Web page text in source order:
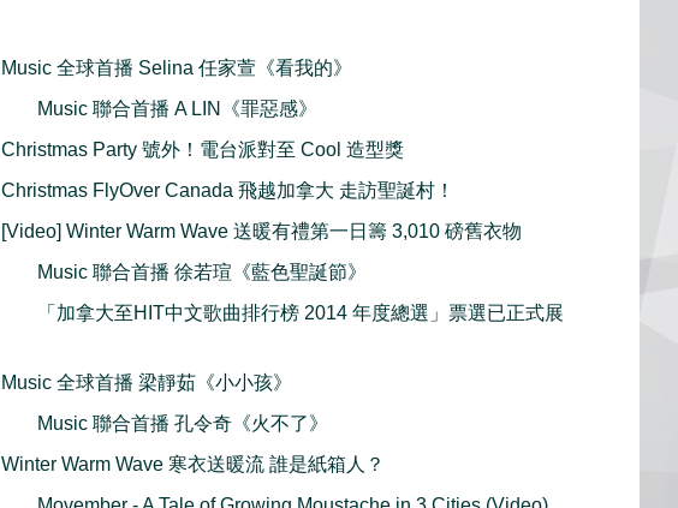
Music 全球首播 Selina 任家萱《看我的》
Music 聯合首播 A LIN《罪惡感》
Christmas Party 號外！電台派對至 Cool 造型獎
Christmas FlyOver Canada 飛越加拿大 走訪聖誕村！
[Video] Winter Warm Wave 送暖有禮第一日籌 3,010 磅舊衣物
Music 聯合首播 徐若瑄《藍色聖誕節》
「加拿大至HIT中文歌曲排行榜 2014 年度總選」票選已正式展
Music 全球首播 梁靜茹《小小孩》
Music 聯合首播 孔令奇《火不了》
Winter Warm Wave 寒衣送暖流 誰是紙箱人？